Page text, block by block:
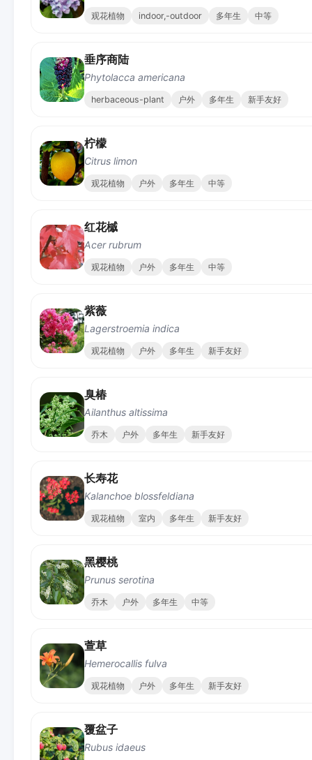
观花植物 indoor,-outdoor 多年生 中等
垂序商陆
Phytolacca americana
herbaceous-plant 户外 多年生 新手友好
柠檬
Citrus limon
观花植物 户外 多年生 中等
红花槭
Acer rubrum
观花植物 户外 多年生 中等
紫薇
Lagerstroemia indica
观花植物 户外 多年生 新手友好
臭椿
Ailanthus altissima
乔木 户外 多年生 新手友好
长寿花
Kalanchoe blossfeldiana
观花植物 室内 多年生 新手友好
黑樱桃
Prunus serotina
乔木 户外 多年生 中等
萱草
Hemerocallis fulva
观花植物 户外 多年生 新手友好
覆盆子
Rubus idaeus